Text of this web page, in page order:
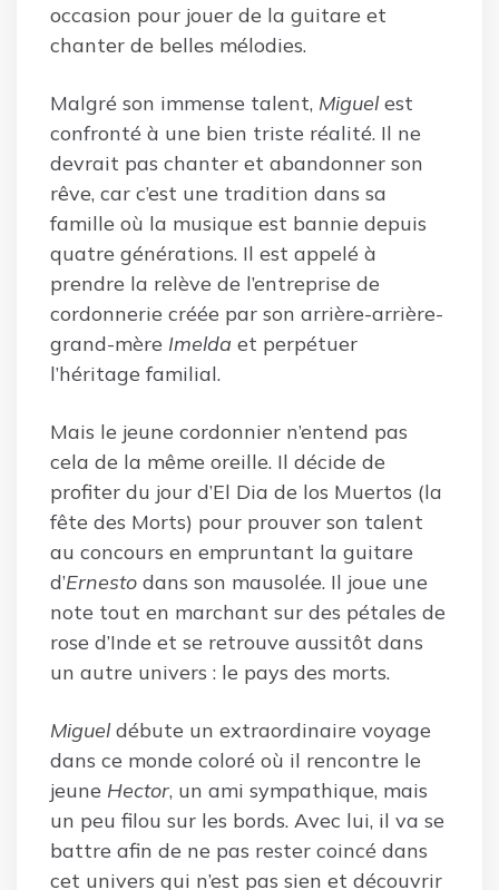
occasion pour jouer de la guitare et
chanter de belles mélodies.
Malgré son immense talent, Miguelest
confronté à une bien triste réalité. Il ne
devrait pas chanter et abandonner son
rêve, car c’est une tradition dans sa
famille où la musique est bannie depuis
quatre générations. Il est appelé à
prendre la relève de l’entreprise de
cordonnerie créée par son arrière-arrière-
grand-mère Imelda et perpétuer
l’héritage familial.
Mais le jeune cordonnier n’entend pas
cela de la même oreille. Il décide de
profiter du jour d’El Dia de los Muertos (la
fête des Morts) pour prouver son talent
au concours en empruntant la guitare
d’Ernesto dans son mausolée. Il joue une
note tout en marchant sur des pétales de
rose d’Inde et se retrouve aussitôt dans
un autre univers : le pays des morts.
Migueldébute un extraordinaire voyage
dans ce monde coloré où il rencontre le
jeune Hector, un ami sympathique, mais
un peu filou sur les bords. Avec lui, il va se
battre afin de ne pas rester coincé dans
cet univers qui n’est pas sien et découvrir